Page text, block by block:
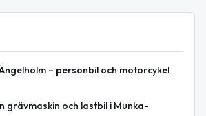
– personbil och motorcykel
grävmaskin och lastbil i Munka-